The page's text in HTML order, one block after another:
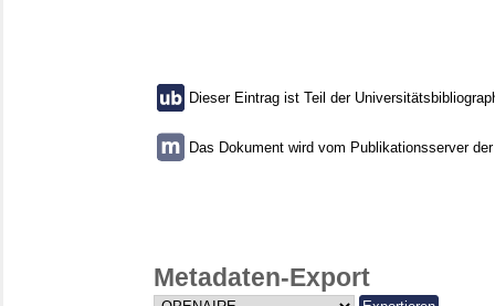
Dieser Eintrag ist Teil der
Das Dokument wird vom Publikationsserver
Metadaten-Export